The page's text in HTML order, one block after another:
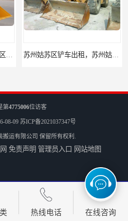
吴江升降机出租，吴江升降平台出租
第4775006位访客
08-09 苏ICP备2021037347号
搬运有限公司 保留所有权利.
免责声明 管理员入口 网站地图
热线电话 在线咨询